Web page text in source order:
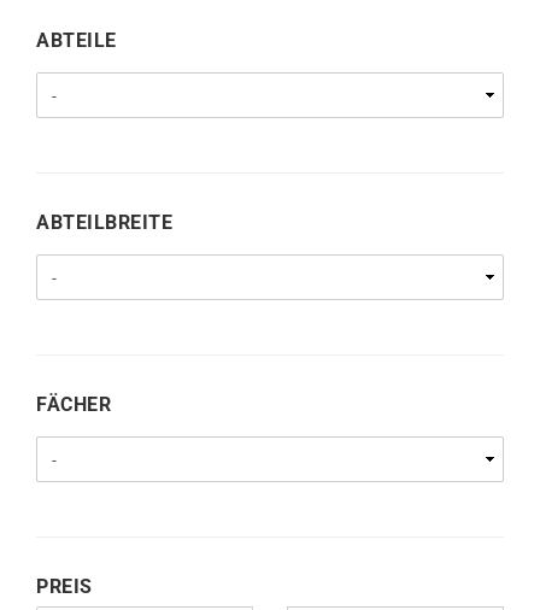
ABTEILE
ABTEILE
ABTEILBREITE
ABTEILBREITE
FÄCHER
FÄCHER
PREIS
PREIS